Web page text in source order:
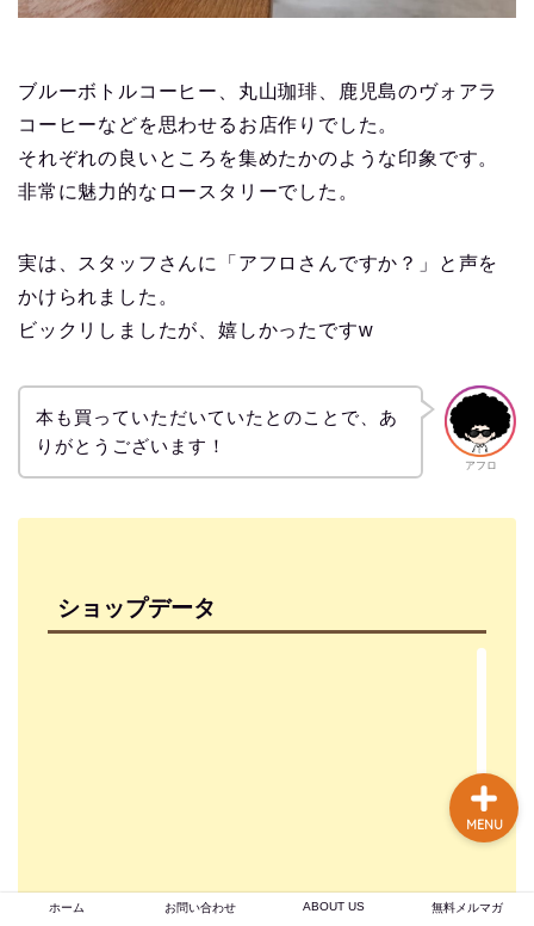
ブルーボトルコーヒー、丸山珈琲、鹿児島のヴォアラ
コーヒーなどを思わせるお店作りでした。
それぞれの良いところを集めたかのような印象です。
非常に魅力的なロースタリーでした。
実は、スタッフさんに「アフロさんですか？」と声を
かけられました。
ビックリしましたが、嬉しかったですw
アフロ
本も買っていただいていたとのことで、あ
りがとうございます！
ショップデータ
ホーム お問い合わせ ABOUT US 無料メルマガ
MENU
コーヒーショップ開業の
準備・やり方まとめ
【完全版】小さなカフェ
覧。未経験でもOK！体験
談あり
コーヒー焙煎のやり方
【焙煎士歴16年のプロが
実現】 あなたの店のブラ
ンド力を高める、オーダ